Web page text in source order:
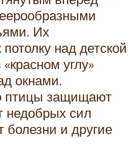
Их
над детской
углу»
окнами.
птицы защищают
недобрых сил
болезни и другие